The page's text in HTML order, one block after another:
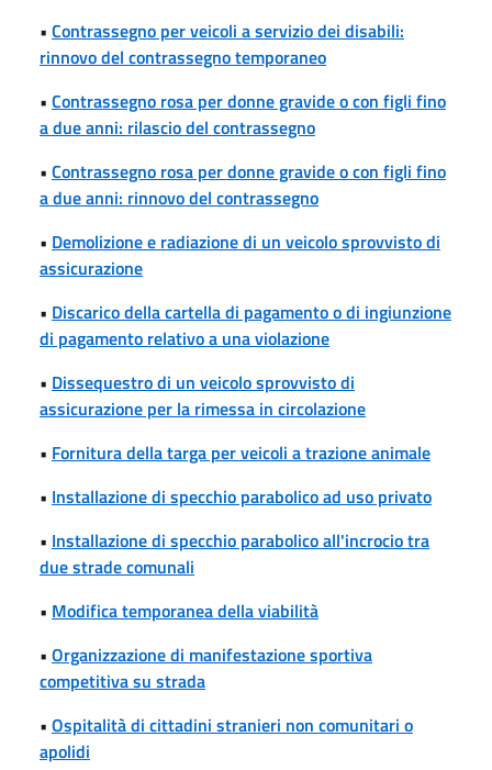
• Contrassegno per veicoli a servizio dei disabili:
rinnovo del contrassegno temporaneo
• Contrassegno rosa per donne gravide o con figli fino
a due anni: rilascio del contrassegno
• Contrassegno rosa per donne gravide o con figli fino
a due anni: rinnovo del contrassegno
• Demolizione e radiazione di un veicolo sprovvisto di
assicurazione
• Discarico della cartella di pagamento o di ingiunzione
di pagamento relativo a una violazione
• Dissequestro di un veicolo sprovvisto di
assicurazione per la rimessa in circolazione
• Fornitura della targa per veicoli a trazione animale
• Installazione di specchio parabolico ad uso privato
• Installazione di specchio parabolico all'incrocio tra
due strade comunali
• Modifica temporanea della viabilità
• Organizzazione di manifestazione sportiva
competitiva su strada
• Ospitalità di cittadini stranieri non comunitari o
apolidi